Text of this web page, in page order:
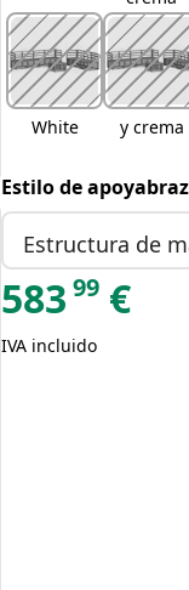
White y crema
Estilo de
Estructura de
583 99 €
IVA incluido